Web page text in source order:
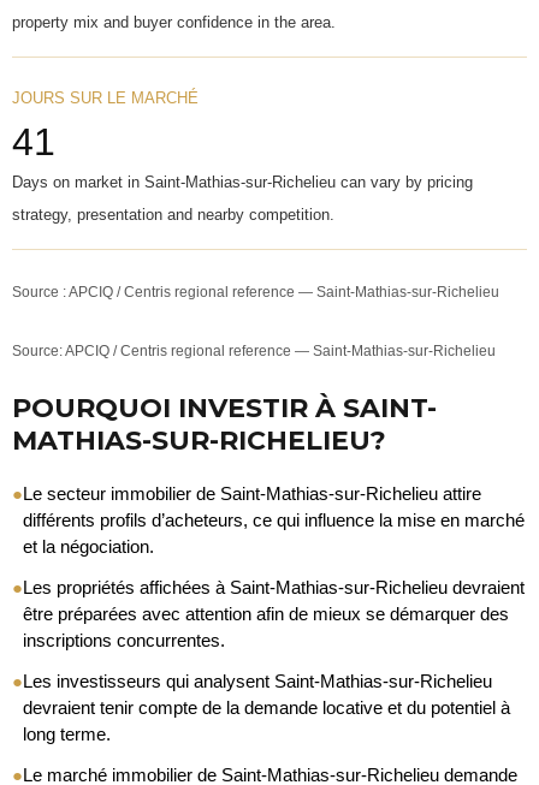
property mix and buyer confidence in the area.
JOURS SUR LE MARCHÉ
41
Days on market in Saint-Mathias-sur-Richelieu can vary by pricing
strategy, presentation and nearby competition.
Source : APCIQ / Centris regional reference — Saint-Mathias-sur-Richelieu
Source: APCIQ / Centris regional reference — Saint-Mathias-sur-Richelieu
POURQUOI INVESTIR À SAINT-
MATHIAS-SUR-RICHELIEU?
●Le secteur immobilier de Saint-Mathias-sur-Richelieu attire
différents profils d’acheteurs, ce qui influence la mise en marché
et la négociation.
●Les propriétés affichées à Saint-Mathias-sur-Richelieu devraient
être préparées avec attention afin de mieux se démarquer des
inscriptions concurrentes.
●Les investisseurs qui analysent Saint-Mathias-sur-Richelieu
devraient tenir compte de la demande locative et du potentiel à
long terme.
●Le marché immobilier de Saint-Mathias-sur-Richelieu demande